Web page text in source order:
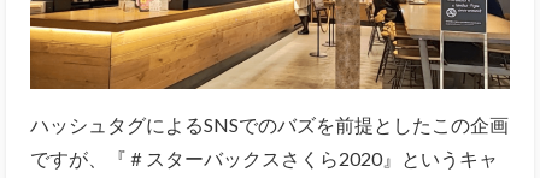
ハッシュタグによるSNSでのバズを前提としたこの企画
ですが、『＃スターバックスさくら2020』というキャ